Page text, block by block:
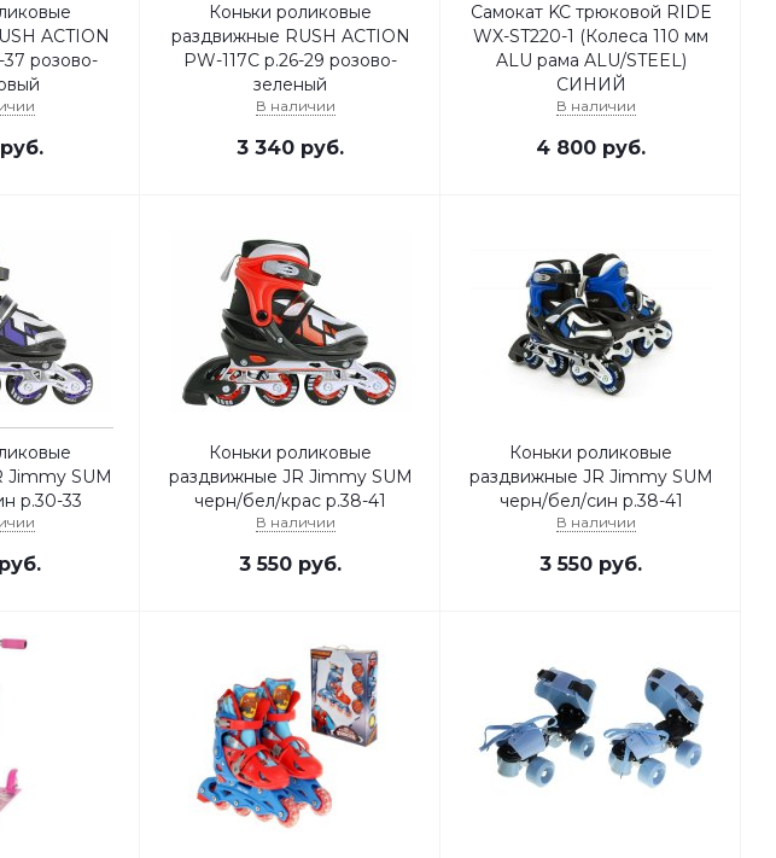
ACTION
37 розово-
руб.
Коньки роликовые
раздвижные RUSH ACTION
PW-117C р.26-29 розово-
зеленый
В наличии
3 340 руб.
Самокат KC трюковой RIDE
WX-ST220-1 (Колеса 110 мм
ALU рама ALU/STEEL)
СИНИЙ
В наличии
4 800 руб.
Jimmy SUM
р.30-33
руб.
Коньки роликовые
раздвижные JR Jimmy SUM
черн/бел/крас р.38-41
В наличии
3 550 руб.
Коньки роликовые
раздвижные JR Jimmy SUM
черн/бел/син р.38-41
В наличии
3 550 руб.